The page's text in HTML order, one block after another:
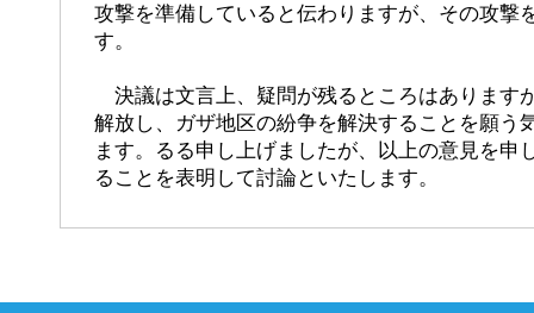
攻撃を準備していると伝わりますが、その攻撃
す。
決議は文言上、疑問が残るところはあります
解放し、ガザ地区の紛争を解決することを願う
ます。るる申し上げましたが、以上の意見を申
ることを表明して討論といたします。